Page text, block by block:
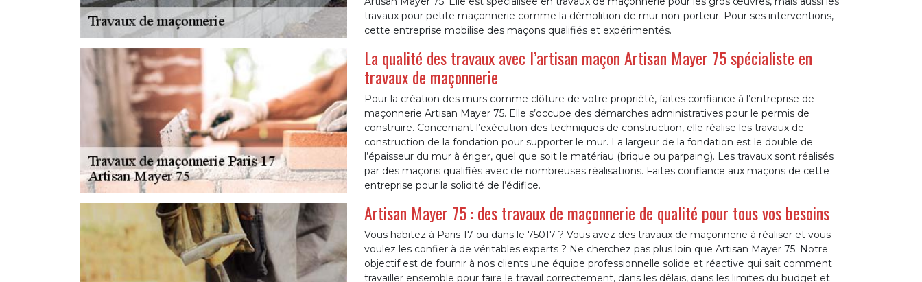
travaux pour petite maçonnerie comme la démolition de mur non-porteur. Pour ses interventions,
cette entreprise mobilise des maçons qualifiés et expérimentés.
La qualité des travaux avec l’artisan maçon Artisan Mayer 75 spécialiste en
travaux de maçonnerie
Pour la création des murs comme clôture de votre propriété, faites confiance à l’entreprise de
maçonnerie Artisan Mayer 75. Elle s’occupe des démarches administratives pour le permis de
construire. Concernant l’exécution des techniques de construction, elle réalise les travaux de
construction de la fondation pour supporter le mur. La largeur de la fondation est le double de
l’épaisseur du mur à ériger, quel que soit le matériau (brique ou parpaing). Les travaux sont réalisés
par des maçons qualifiés avec de nombreuses réalisations. Faites confiance aux maçons de cette
entreprise pour la solidité de l’édifice.
Artisan Mayer 75 : des travaux de maçonnerie de qualité pour tous vos besoins
Vous habitez à Paris 17 ou dans le 75017 ? Vous avez des travaux de maçonnerie à réaliser et vous
voulez les confier à de véritables experts ? Ne cherchez pas plus loin que Artisan Mayer 75. Notre
objectif est de fournir à nos clients une équipe professionnelle solide et réactive qui sait comment
travailler ensemble pour faire le travail correctement, dans les délais, dans les limites du budget et